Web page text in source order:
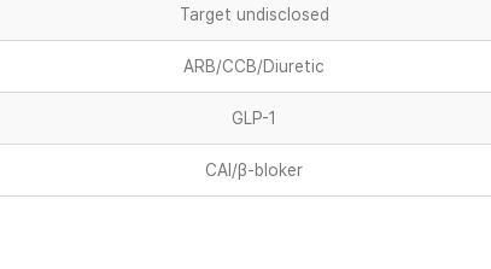
Target undisclosed
ARB/CCB/Diuretic
GLP-1
CAI/β-bloker